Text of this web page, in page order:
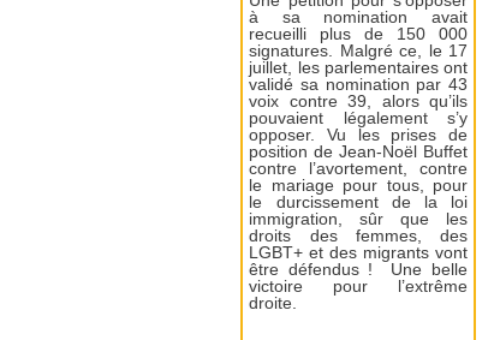
à sa nomination avait
recueilli plus de 150 000
signatures. Malgré ce, le 17
juillet, les parlementaires ont
validé sa nomination par 43
voix contre 39, alors qu’ils
pouvaient légalement s’y
opposer. Vu les prises de
position de Jean-Noël Buffet
contre l’avortement, contre
le mariage pour tous, pour
le durcissement de la loi
immigration, sûr que les
droits des femmes, des
LGBT+ et des migrants vont
être défendus ! Une belle
victoire pour l’extrême
droite.